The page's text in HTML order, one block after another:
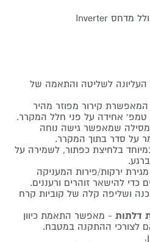
העליונה לשליטה והתאמה של
המאפשרת קירור מפוזר מהיר
טמפ' אחידה על פני חלל המקרר.
שמאפשר גישה נוחה
על סדר בתוך המקרר.
בלחיצת כפתור, לשמירה על
ירקות/פירות המעניקה
להישאר זוהרים ורעננים.
ושליפה קלה של קוביות קרח
דלתות- מאפשר התאמת כיוון
לצורכי ההתקנה במטבח.